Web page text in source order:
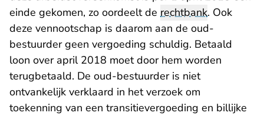
einde gekomen, zo oordeelt de rechtbank. Ook
deze vennootschap is daarom aan de oud-
bestuurder geen vergoeding schuldig. Betaald
loon over april 2018 moet door hem worden
terugbetaald. De oud-bestuurder is niet
ontvankelijk verklaard in het verzoek om
toekenning van een transitievergoeding en billijke